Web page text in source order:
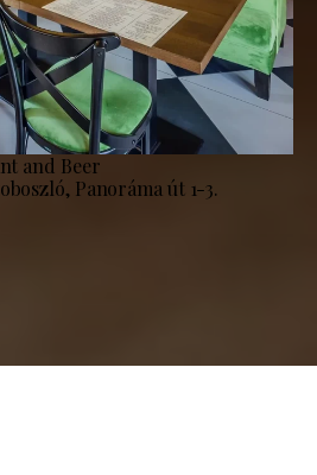
and Beer
Panoráma út 1-3.